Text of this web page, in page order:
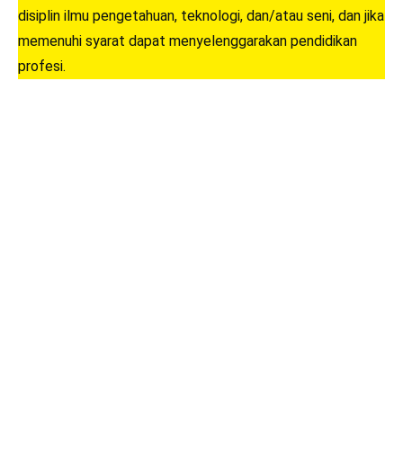
disiplin ilmu pengetahuan, teknologi, dan/atau seni, dan jika
memenuhi syarat dapat menyelenggarakan pendidikan
profesi.